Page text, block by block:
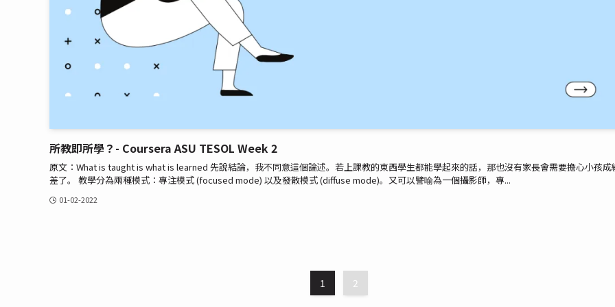
所教即所學？- Coursera ASU TESOL Week 2
原文：What is taught is what is learned 先說結論，我不同意這個論述。若上課教的東西學生都能學起來的話，那也沒有家長會需要擔心小孩成
差了。 教學分為兩種模式：專注模式 (focused mode) 以及發散模式 (diffuse mode)。又可以譬喻為一個攝影師，專...
01-02-2022
1 2